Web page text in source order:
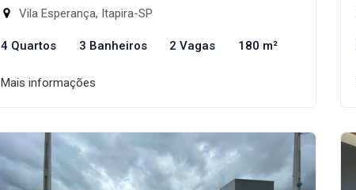
Vila Esperança, Itapira-SP
4 Quartos 3 Banheiros 2 Vagas 180 m²
Mais informações